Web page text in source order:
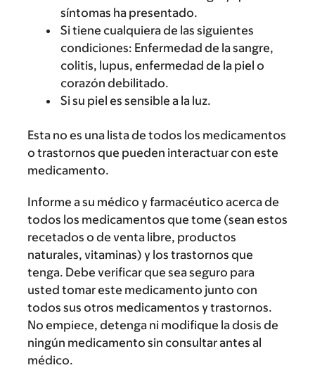
síntomas ha presentado.
Si tiene cualquiera de las siguientes
condiciones: Enfermedad de la sangre,
colitis, lupus, enfermedad de la piel o
corazón debilitado.
Si su piel es sensible a la luz.
Esta no es una lista de todos los medicamentos
o trastornos que pueden interactuar con este
medicamento.
Informe a su médico y farmacéutico acerca de
todos los medicamentos que tome (sean estos
recetados o de venta libre, productos
naturales, vitaminas) y los trastornos que
tenga. Debe verificar que sea seguro para
usted tomar este medicamento junto con
todos sus otros medicamentos y trastornos.
No empiece, detenga ni modifique la dosis de
ningún medicamento sin consultar antes al
médico.